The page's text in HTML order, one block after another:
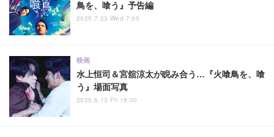
鳥を、喰う』予告編
2025.7.23 Wed 7:00
水上恒司＆宮舘涼太が睨み合う…『火喰鳥を、喰
う』場面写真
映画
2025.6.13 Fri 18:00